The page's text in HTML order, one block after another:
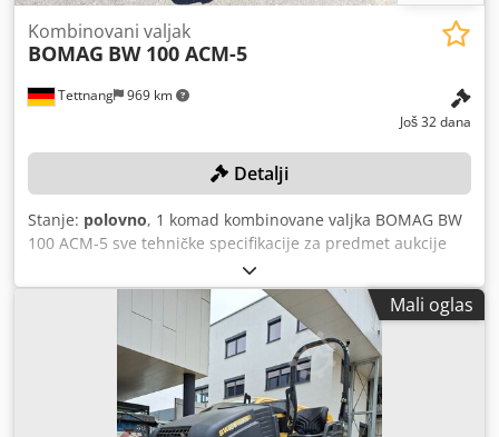
Tettnang 969 km
Kombinovani valjak
BOMAG BW 100 ACM-5
Još 32 dana
Detalji
Stanje: polovno, 1 komad kombinovane valjka BOMAG BW
100 ACM-5 sve tehničke specifikacije za predmet aukcije
možete pronaći u sekciji „Dokumenti“ u PDF formatu, za
preuzimanje! Boja: kao na slici, u skladu sa slikama i
pregledom Dcodpfx Aozqaycsi Uok Stanje: korišćenoMali oglas